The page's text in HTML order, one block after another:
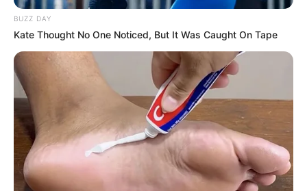
Tenemos todas las noticias que le
interesan. Para estar bien informado, por
favor, active las notificaciones de Alerta.
ACTIVAR AHORA
TEMAS DESTACADOS
BUZZ DAY
Kate Thought No One Noticed, But It Was Caught On Tape